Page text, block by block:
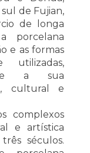
de Fujian,
de longa
porcelana
e as formas
a sua
cultural e
complexos
e artística
séculos.